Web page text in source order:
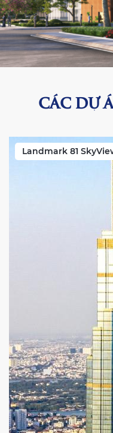
CÁC DỰ
Landmark 81